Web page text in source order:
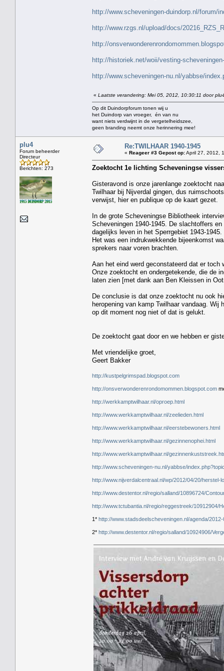
http://www.scheveningen-duindorp.nl/forum/
http://www.rzgs.nl/upload/docs/
http://
http://historiek.net/woii/vesting-
http://www.scheveningen-nu.nl/yabbse/
« Laatste verandering: Mei 05, 2012, 10:30:11 door
Op dit Duindorpforum tonen wij u
het Duindorp van vroeger, én van nu
want niets verdwijnt in de vergetelheidszee,
geen branding neemt onze herinnering mee!
plu4
Forum beheerder
Directeur
Berichten: 273
Re:TWILHAAR 1940-1945
« Reageer #3 Gepost op:April 27, 2012,
Zoektocht 1e lichting Scheveningse
Gisteravond is onze jarenlange zoektocht
Twilhaar bij Nijverdal gingen, dus
verwijst, hier en publique op de kaart gezet.
In de grote Scheveningse Bibliotheek
Scheveningen 1940-1945. De slachtoffers
dagelijks leven in het Sperrgebiet 1943-
Het was een indrukwekkende bijeenkomst
sprekers naar voren brachten.
Aan het eind werd geconstateerd dat er toch
Onze zoektocht en ondergetekende, die de
laten zien [met dank aan Ben Kleissen in
De conclusie is dat onze zoektocht nu ook
heropening van kamp Twilhaar vandaag. Wij
op dit moment nog niet of dat is gelukt.
De zoektocht gaat door en we hebben er
Met vriendelijke groet,
Geert Bakker
http://kustpelgrimspad.blogspot.com
http://onsverwonderenrondomommen.blogspot.com
http://werkkamptwilhaar.nl/oproep.html
http://www.werkkamptwilhaar.nl/zeelieden.html
http://www.werkkamptwilhaar.nl/eerstebewoners.html
http://www.werkkamptwilhaar.nl/gezinnenophei.html
http://www.werkkamptwilhaar.nl/
http://www.scheveningen-nu.nl/yabbse/
http://www.nijverdalcentraal.nl/wp/2012/04/20/herstel-
http://www.destentor.nl/regio/salland/10896724/
http://www.tctubantia.nl/regio/reggestreek/10912904/
1* http://www.stadsdeelscheveningen.nl/agenda/
2* http://www.destentor.nl/regio/salland/10924906/